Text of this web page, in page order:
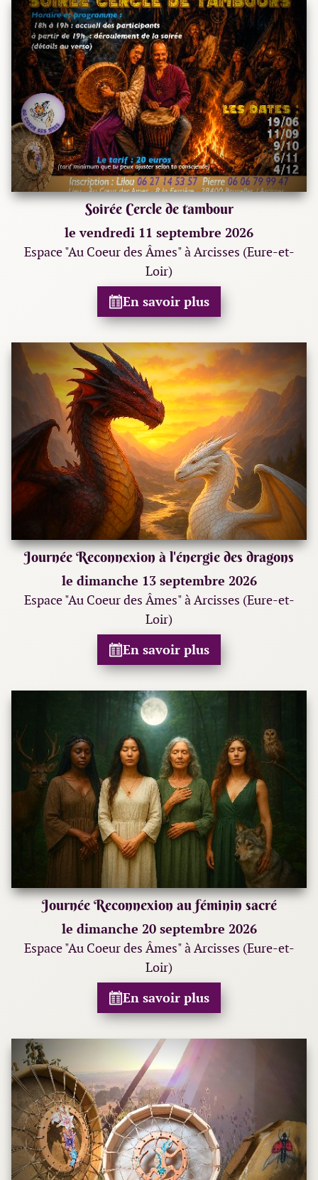
Soirée Cercle de tambour
le vendredi 11 septembre 2026
Espace "Au Coeur des Âmes" à Arcisses (Eure-et-
Loir)
En savoir plus
Journée Reconnexion à l'énergie des dragons
le dimanche 13 septembre 2026
Espace "Au Coeur des Âmes" à Arcisses (Eure-et-
Loir)
En savoir plus
Journée Reconnexion au féminin sacré
le dimanche 20 septembre 2026
Espace "Au Coeur des Âmes" à Arcisses (Eure-et-
Loir)
En savoir plus